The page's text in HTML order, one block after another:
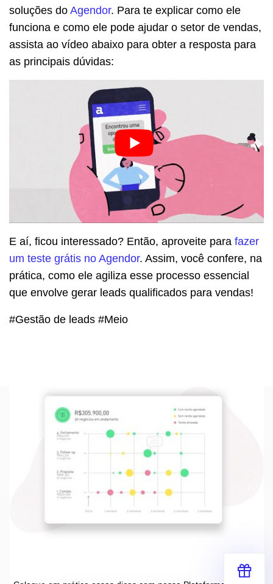
soluções do Agendor. Para te explicar como ele
funciona e como ele pode ajudar o setor de vendas,
assista ao vídeo abaixo para obter a resposta para
as principais dúvidas:
E aí, ficou interessado? Então, aproveite para fazer
um teste grátis no Agendor. Assim, você confere, na
prática, como ele agiliza esse processo essencial
que envolve gerar leads qualificados para vendas!
#Gestão de leads #Meio